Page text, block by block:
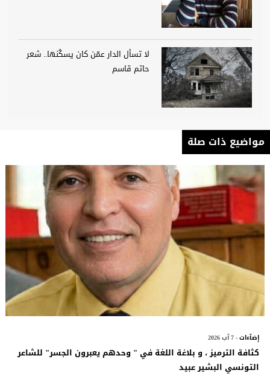
لا تسأل الدار عمّن كان يسكُنها.. شعر
حاتم قاسم
مواضيع ذات صلة
إضآءات- 7 آب 2026
كثافة الترميز ، و بلاغة اللغة في " وحدهم يعبرون الجسر" للشاعر
التونسي البشير عبيد